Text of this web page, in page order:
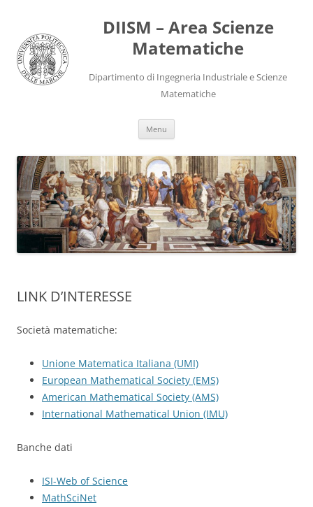
DIISM – Area Scienze
Matematiche
Dipartimento di Ingegneria Industriale e Scienze
Matematiche
Menu
LINK D’INTERESSE
Società matematiche:
Unione Matematica Italiana (UMI)
European Mathematical Society (EMS)
American Mathematical Society (AMS)
International Mathematical Union (IMU)
Banche dati
ISI-Web of Science
MathSciNet